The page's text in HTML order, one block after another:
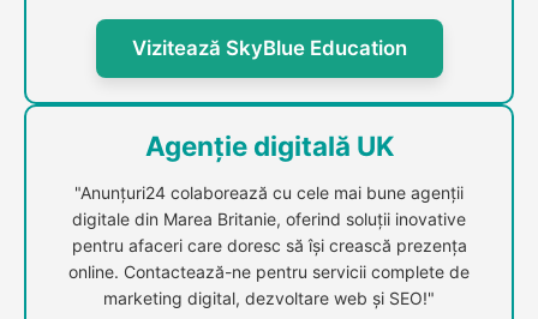
Vizitează SkyBlue Education
Agenție digitală UK
"Anunțuri24 colaborează cu cele mai bune agenții
digitale din Marea Britanie, oferind soluții inovative
pentru afaceri care doresc să își crească prezența
online. Contactează-ne pentru servicii complete de
marketing digital, dezvoltare web și SEO!"